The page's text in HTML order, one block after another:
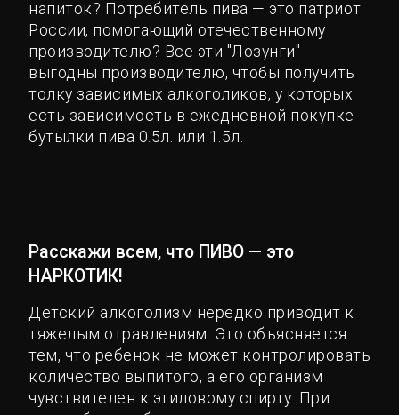
напиток? Потребитель пива — это патриот
России, помогающий отечественному
производителю? Все эти "Лозунги"
выгодны производителю, чтобы получить
толку зависимых алкоголиков, у которых
есть зависимость в ежедневной покупке
бутылки пива 0.5л. или 1.5л.
Расскажи всем, что ПИВО — это
НАРКОТИК!
Детский алкоголизм нередко приводит к
тяжелым отравлениям. Это объясняется
тем, что ребенок не может контролировать
количество выпитого, а его организм
чувствителен к этиловому спирту. При